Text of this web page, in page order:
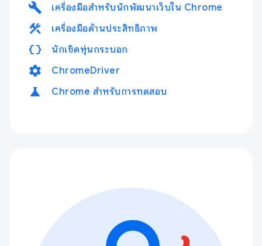
build เครื่องมือสำหรับนักพัฒนาเว็บใน Chrome
construction เครื่องมือด้านประสิทธิภาพ
data_object นักเชิดหุ่นกระบอก
settings ChromeDriver
science Chrome สำหรับการทดสอบ